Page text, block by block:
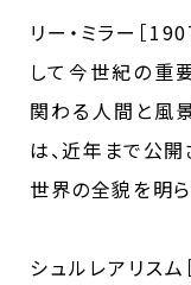
リー・ミラー［
して今世紀の重
関わる人間と風
は、近年まで公
世界の全貌を明ら
シュルレアリス